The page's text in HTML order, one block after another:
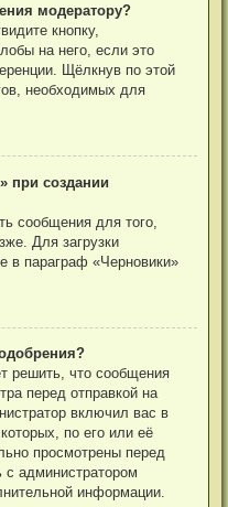
модератору?
кнопку,
на него, если это
Щёлкнув по этой
необходимых для
при создании
сообщения для того,
Для загрузки
в параграф «Черновики»
решить, что сообщения
перед отправкой на
включил вас в
по его или её
просмотрены перед
с администратором
информации.